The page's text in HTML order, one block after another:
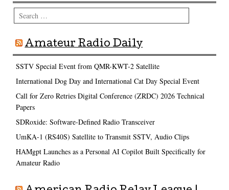
Search
Amateur Radio Daily
SSTV Special Event from QMR-KWT-2 Satellite
International Dog Day and International Cat Day Special Event
Call for Zero Retries Digital Conference (ZRDC) 2026 Technical
Papers
SDRoxide: Software-Defined Radio Transceiver
UmKA-1 (RS40S) Satellite to Transmit SSTV, Audio Clips
HAMgpt Launches as a Personal AI Copilot Built Specifically for
Amateur Radio